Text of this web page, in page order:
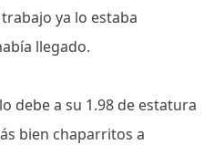
ya lo estaba
llegado.
debe a su 1.98 de estatura
bien chaparritos a